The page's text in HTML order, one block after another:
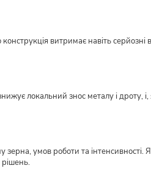
витримає навіть серйозні
локальний знос металу і дроту,
умов роботи та